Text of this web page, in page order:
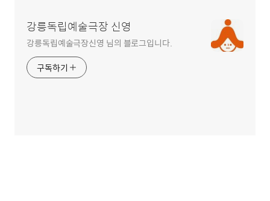
강릉독립예술극장 신영
강릉독립예술극장신영 님의 블로그입니다.
구독하기